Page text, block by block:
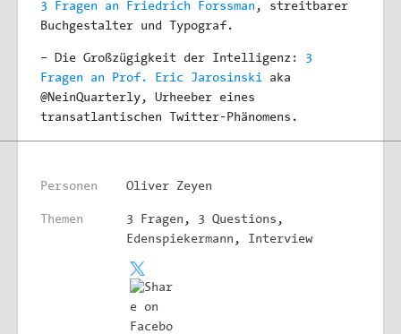
3 Fragen an Friedrich Forssman , streitbarer
Buchgestalter und Typograf.
– Die Großzügigkeit der Intelligenz: 3
Fragen an Prof. Eric Jarosinski aka
@NeinQuarterly, Urheeber eines
transatlantischen Twitter-Phänomens.
Personen Oliver Zeyen
Themen 3 Fragen , 3 Questions ,
Edenspiekermann , Interview